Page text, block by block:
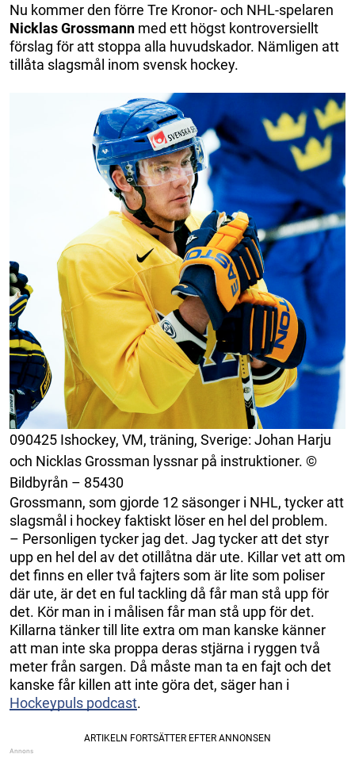
Nu kommer den förre Tre Kronor- och NHL-spelaren
Nicklas Grossmann med ett högst kontroversiellt
förslag för att stoppa alla huvudskador. Nämligen att
tillåta slagsmål inom svensk hockey.
090425 Ishockey, VM, träning, Sverige: Johan Harju
och Nicklas Grossman lyssnar på instruktioner. ©
Bildbyrån – 85430
Grossmann, som gjorde 12 säsonger i NHL, tycker att
slagsmål i hockey faktiskt löser en hel del problem.
– Personligen tycker jag det. Jag tycker att det styr
upp en hel del av det otillåtna där ute. Killar vet att om
det finns en eller två fajters som är lite som poliser
där ute, är det en ful tackling då får man stå upp för
det. Kör man in i målisen får man stå upp för det.
Killarna tänker till lite extra om man kanske känner
att man inte ska proppa deras stjärna i ryggen två
meter från sargen. Då måste man ta en fajt och det
kanske får killen att inte göra det, säger han i
Hockeypuls podcast.